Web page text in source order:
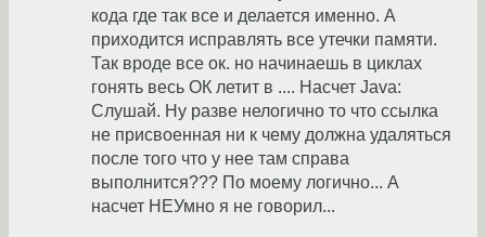
кода где так все и делается именно. А
приходится исправлять все утечки памяти.
Так вроде все ок. но начинаешь в циклах
гонять весь ОК летит в .... Насчет Java:
Слушай. Ну разве нелогично то что ссылка
не присвоенная ни к чему должна удаляться
после того что у нее там справа
выполнится??? По моему логично... А
насчет НЕУмно я не говорил...